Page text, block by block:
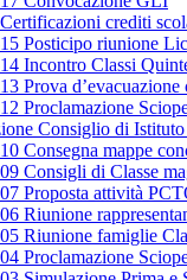
crediti
Posticipo riunione
Incontro Classi
Prova d’evacuazione
Proclamazione
Consiglio di
Consegna mappe
Consigli di Classe
Proposta attività
Riunione
Riunione famiglie
Proclamazione